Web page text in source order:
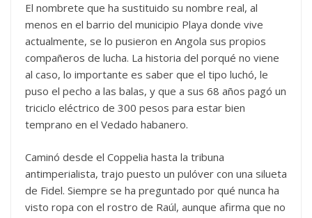
El nombrete que ha sustituido su nombre real, al
menos en el barrio del municipio Playa donde vive
actualmente, se lo pusieron en Angola sus propios
compañeros de lucha. La historia del porqué no viene
al caso, lo importante es saber que el tipo luchó, le
puso el pecho a las balas, y que a sus 68 años pagó un
triciclo eléctrico de 300 pesos para estar bien
temprano en el Vedado habanero.
Caminó desde el Coppelia hasta la tribuna
antimperialista, trajo puesto un pulóver con una silueta
de Fidel. Siempre se ha preguntado por qué nunca ha
visto ropa con el rostro de Raúl, aunque afirma que no